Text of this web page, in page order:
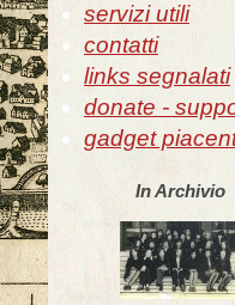
servizi utili
contatti
links segnalati
donate -
gadget
In Archivio